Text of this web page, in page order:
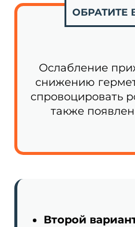
ОБРАТИТЕ
Ослабление
снижению
спровоцировать
также
Второй